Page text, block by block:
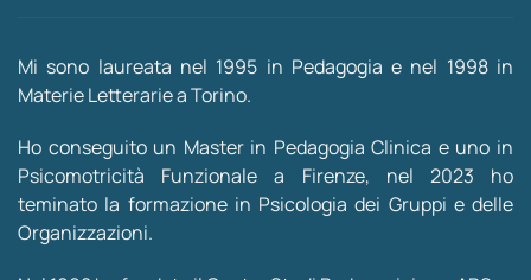
Mi sono laureata nel 1995 in Pedagogia e nel 1998 in
Materie Letterarie a Torino.
Ho conseguito un Master in Pedagogia Clinica e uno in
Psicomotricità Funzionale a Firenze, nel 2023 ho
teminato la formazione in Psicologia dei Gruppi e delle
Organizzazioni.